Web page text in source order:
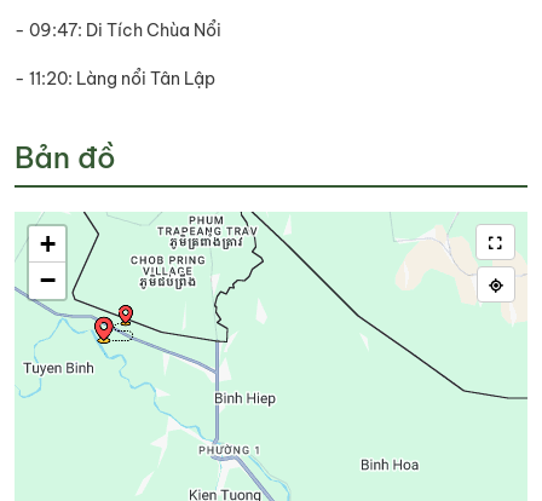
- 09:47: Di Tích Chùa Nổi
- 11:20: Làng nổi Tân Lập
Bản đồ
+
−